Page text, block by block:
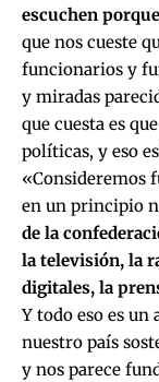
escuchen
que nos cueste
funcionarios y
y miradas
que cuesta es
políticas, y eso
«Consideremos
en un principio
de la
la televisión, la
digitales, la
Y todo eso es un
nuestro país
y nos parece